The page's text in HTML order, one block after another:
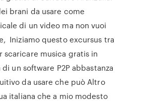
brani da usare come
di un video ma non vuoi
Iniziamo questo excursus tra
scaricare musica gratis in
un software P2P abbastanza
da usare che può Altro
italiana che a mio modesto